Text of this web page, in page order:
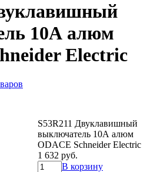
10А алюм
Electric
S53R211 Двуклавишный
выключатель 10А алюм
ODACE Schneider Electric
1 632 руб.
В корзину